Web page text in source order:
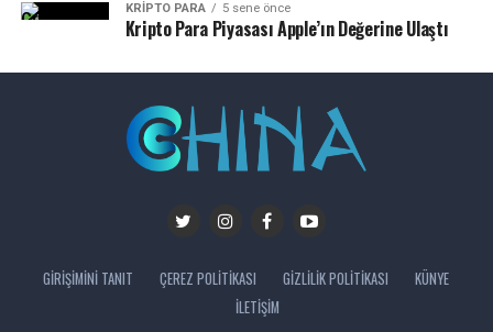
KRIPTO PARA 5 sene önce
Kripto Para Piyasası Apple’ın Değerine Ulaştı
GIRIŞIMINI TANIT ÇEREZ POLITIKASI GIZLILIK POLITIKASI
KÜNYE
İLETIŞIM